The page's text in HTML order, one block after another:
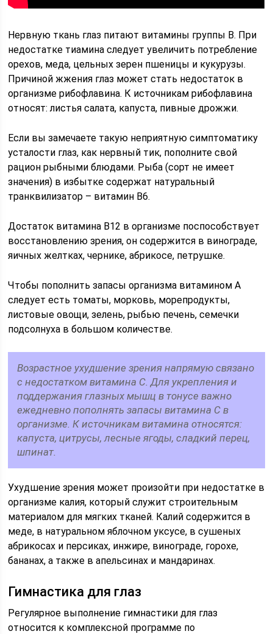
Нервную ткань глаз питают витамины группы В. При
недостатке тиамина следует увеличить потребление
орехов, меда, цельных зерен пшеницы и кукурузы.
Причиной жжения глаз может стать недостаток в
организме рибофлавина. К источникам рибофлавина
относят: листья салата, капуста, пивные дрожжи.
Если вы замечаете такую неприятную симптоматику
усталости глаз, как нервный тик, пополните свой
рацион рыбными блюдами. Рыба (сорт не имеет
значения) в избытке содержат натуральный
транквилизатор – витамин В6.
Достаток витамина В12 в организме поспособствует
восстановлению зрения, он содержится в винограде,
яичных желтках, чернике, абрикосе, петрушке.
Чтобы пополнить запасы организма витамином А
следует есть томаты, морковь, морепродукты,
листовые овощи, зелень, рыбью печень, семечки
подсолнуха в большом количестве.
Возрастное ухудшение зрения напрямую связано
с недостатком витамина С. Для укрепления и
поддержания глазных мышц в тонусе важно
ежедневно пополнять запасы витамина С в
организме. К источникам витамина относятся:
капуста, цитрусы, лесные ягоды, сладкий перец,
шпинат.
Ухудшение зрения может произойти при недостатке в
организме калия, который служит строительным
материалом для мягких тканей. Калий содержится в
меде, в натуральном яблочном уксусе, в сушеных
абрикосах и персиках, инжире, винограде, горохе,
бананах, а также в апельсинах и мандаринах.
Гимнастика для глаз
Регулярное выполнение гимнастики для глаз
относится к комплексной программе по